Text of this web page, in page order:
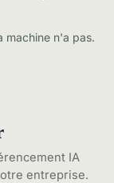
machine n'a pas.
IA
entreprise.